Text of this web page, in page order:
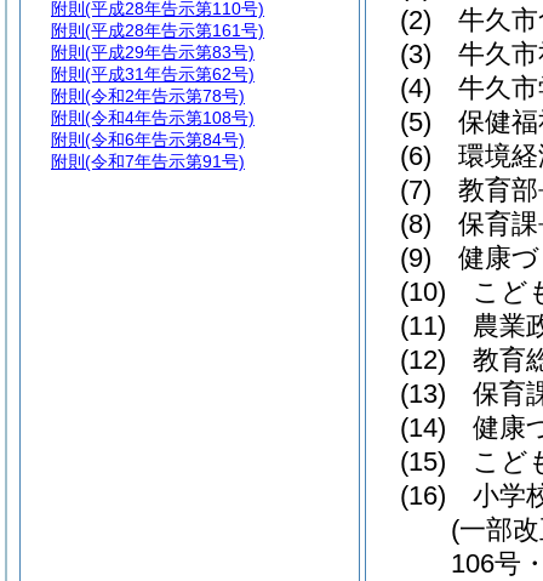
(2)
牛久
(3)
牛久
(4)
牛久
(5)
保健
(6)
環境
(7)
教育
(8)
保育
(9)
健康
(10)
こど
(11)
農業
(12)
教育
(13)
保育
(14)
健康
(15)
こど
(16)
小学
(一部
106号
附則 (平成28年告示第110号)
附則 (平成28年告示第161号)
附則 (平成29年告示第83号)
附則 (平成31年告示第62号)
附則 (令和2年告示第78号)
附則 (令和4年告示第108号)
附則 (令和6年告示第84号)
附則 (令和7年告示第91号)